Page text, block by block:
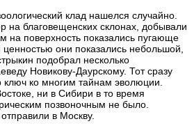
клад нашелся случайно.
на благовещенских склонах, добывали
на поверхность показались пугающе
они показались небольшой,
подобрал несколько
Новикову-Даурскому. Тот сразу
ключ ко многим тайнам эволюции.
ни в Сибири в то время
позвоночным не было.
в Москву.